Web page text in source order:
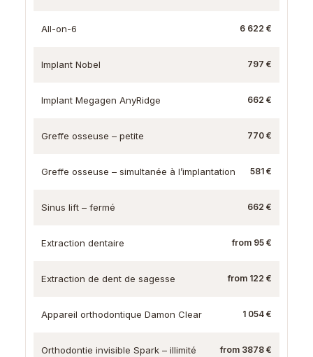
All-on-6 6 622 €
Implant Nobel 797 €
Implant Megagen AnyRidge 662 €
Greffe osseuse – petite 770 €
Greffe osseuse – simultanée à l’implantation 581 €
Sinus lift – fermé 662 €
Extraction dentaire from 95 €
Extraction de dent de sagesse from 122 €
Appareil orthodontique Damon Clear 1 054 €
Orthodontie invisible Spark – illimité from 3878 €